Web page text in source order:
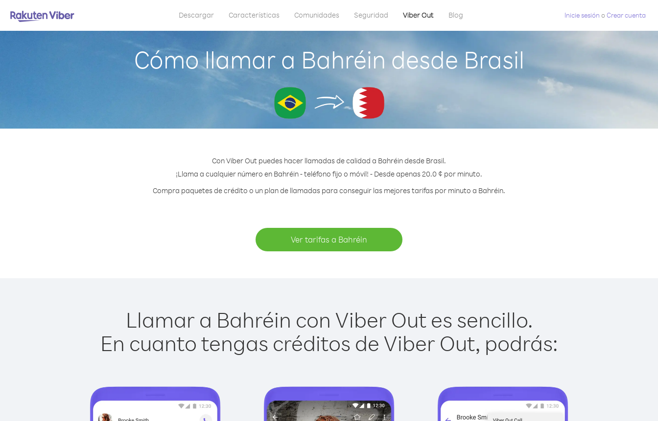
Descargar Características Comunidades Seguridad Viber Out Blog Inicie sesión oCrear cuenta
Cómo llamar a Bahréin desde Brasil
Con Viber Out puedes hacer llamadas de calidad a Bahréin desde Brasil.
¡Llama a cualquier número en Bahréin - teléfono fijo o móvil! - Desde apenas 20.0 ¢ por minuto.
Compra paquetes de crédito o un plan de llamadas para conseguir las mejores tarifas por minuto a Bahréin.
Ver tarifas a Bahréin
Llamar a Bahréin con Viber Out es sencillo.
En cuanto tengas créditos de Viber Out, podrás: